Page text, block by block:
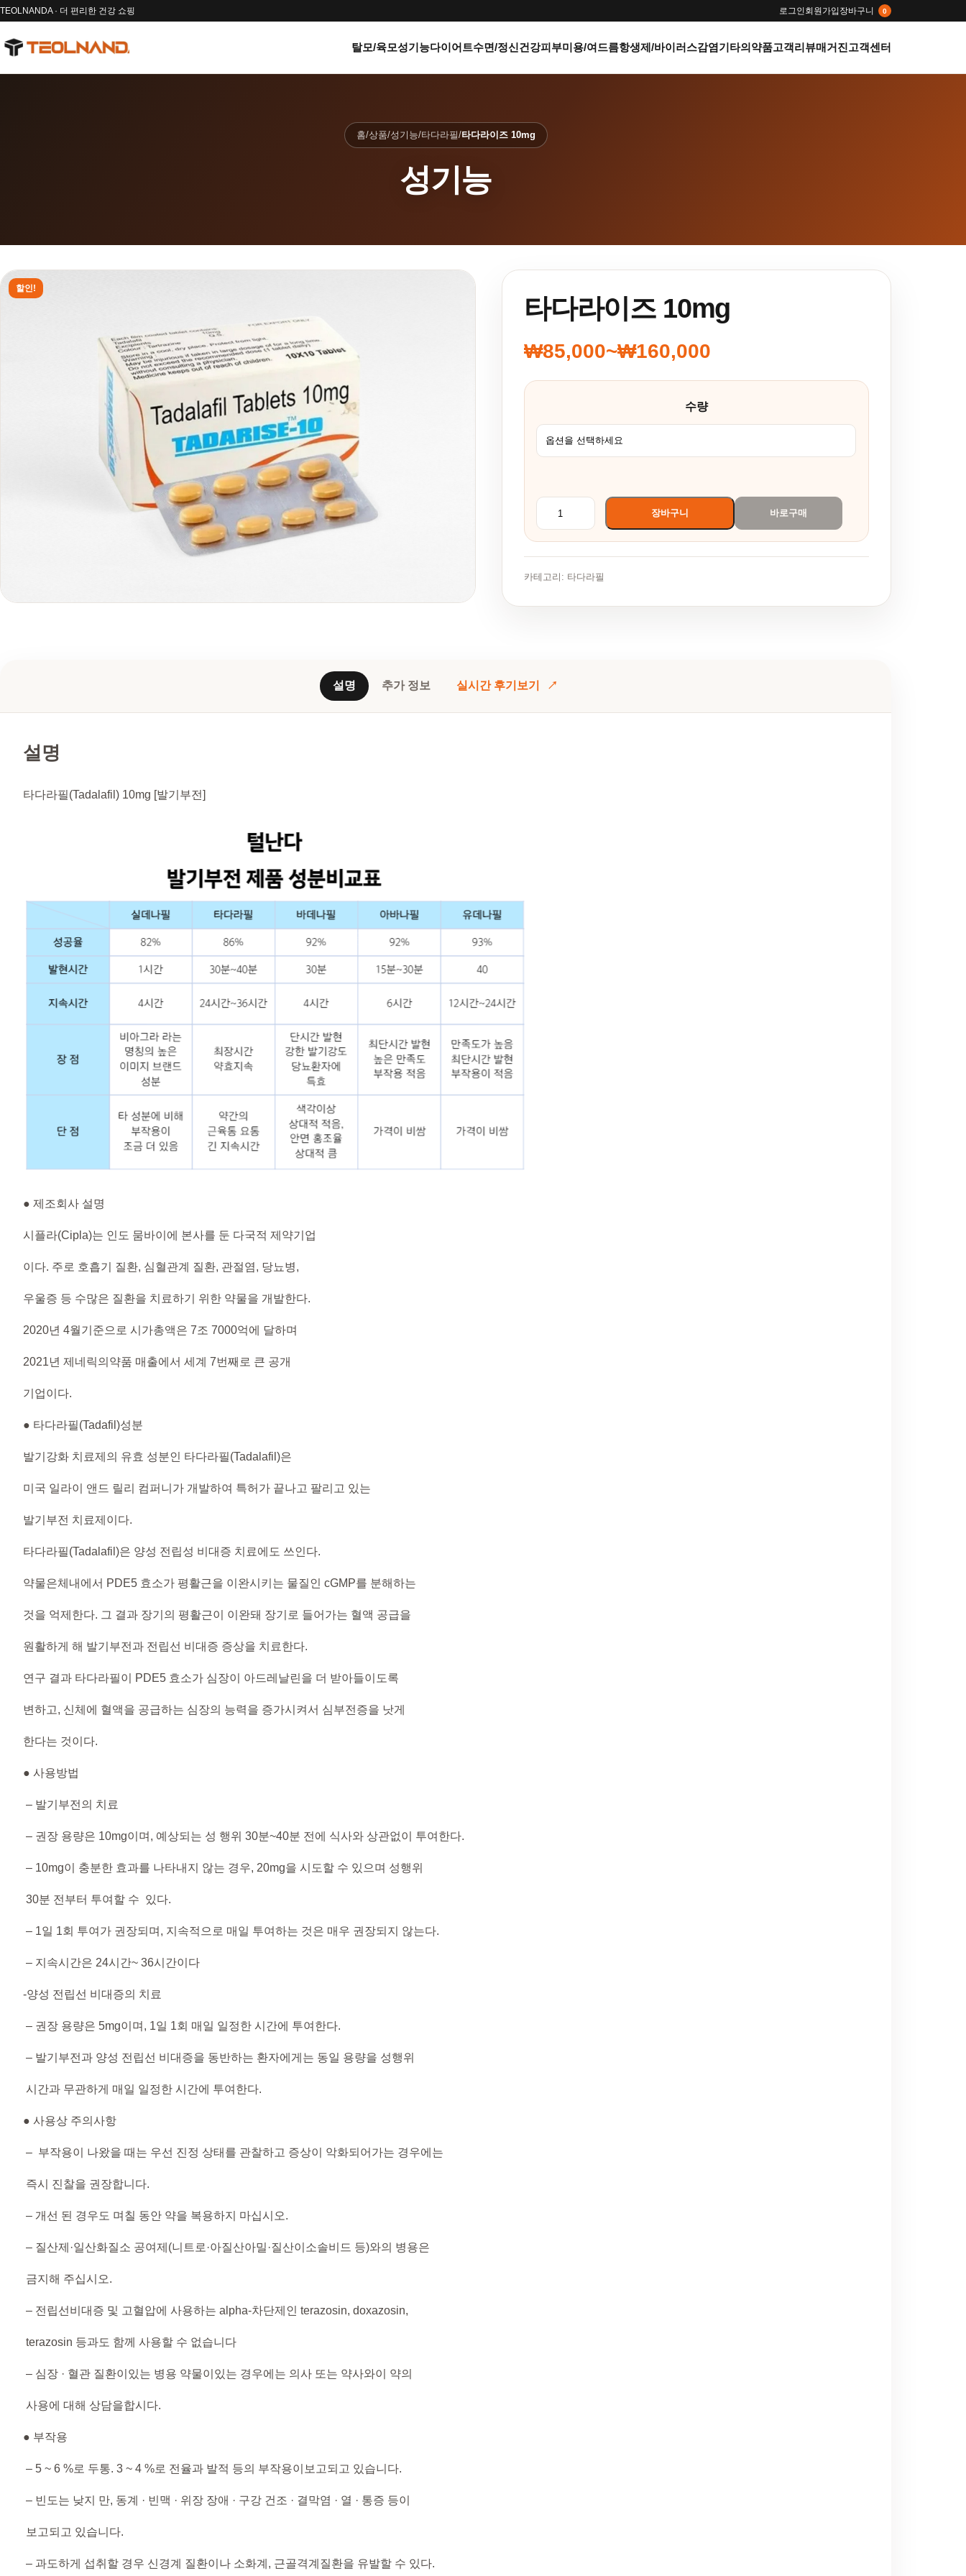
TEOLNANDA · 더 편리한 건강 쇼핑 로그인회원가입장바구니 0
탈모/육모성기능다이어트수면/정신건강피부미용/여드름항생제/바이러스감염기타의약품고객리뷰매거진 고객센터
홈/상품/성기능/타다라필/타다라이즈 10mg
성기능
할인!
타다라이즈 10mg
₩85,000~₩160,000
가격 범위: ₩85,000~₩160,000
수량
타다라이즈 10mg 수량
장바구니 바로구매
카테고리: 타다라필
설명 추가 정보 실시간 후기보기
설명
타다라필(Tadalafil) 10mg [발기부전]
● 제조회사 설명
시플라(Cipla)는 인도 뭄바이에 본사를 둔 다국적 제약기업
이다. 주로 호흡기 질환, 심혈관계 질환, 관절염, 당뇨병,
우울증 등 수많은 질환을 치료하기 위한 약물을 개발한다.
2020년 4월기준으로 시가총액은 7조 7000억에 달하며
2021년 제네릭의약품 매출에서 세계 7번째로 큰 공개
기업이다.
● 타다라필(Tadafil)성분
발기강화 치료제의 유효 성분인 타다라필(Tadalafil)은
미국 일라이 앤드 릴리 컴퍼니가 개발하여 특허가 끝나고 팔리고 있는
발기부전 치료제이다.
타다라필(Tadalafil)은 양성 전립성 비대증 치료에도 쓰인다.
약물은체내에서 PDE5 효소가 평활근을 이완시키는 물질인 cGMP를 분해하는
것을 억제한다. 그 결과 장기의 평활근이 이완돼 장기로 들어가는 혈액 공급을
원활하게 해 발기부전과 전립선 비대증 증상을 치료한다.
연구 결과 타다라필이 PDE5 효소가 심장이 아드레날린을 더 받아들이도록
변하고, 신체에 혈액을 공급하는 심장의 능력을 증가시켜서 심부전증을 낫게
한다는 것이다.
● 사용방법
– 발기부전의 치료
– 권장 용량은 10mg이며, 예상되는 성 행위 30분~40분 전에 식사와 상관없이 투여한다.
– 10mg이 충분한 효과를 나타내지 않는 경우, 20mg을 시도할 수 있으며 성행위
30분 전부터 투여할 수 있다.
– 1일 1회 투여가 권장되며, 지속적으로 매일 투여하는 것은 매우 권장되지 않는다.
– 지속시간은 24시간~ 36시간이다
-양성 전립선 비대증의 치료
– 권장 용량은 5mg이며, 1일 1회 매일 일정한 시간에 투여한다.
– 발기부전과 양성 전립선 비대증을 동반하는 환자에게는 동일 용량을 성행위
시간과 무관하게 매일 일정한 시간에 투여한다.
● 사용상 주의사항​
– 부작용이 나왔을 때는 우선 진정 상태를 관찰하고 증상이 악화되어가는 경우에는
즉시 진찰을 권장합니다.
– 개선 된 경우도 며칠 동안 약을 복용하지 마십시오.
– 질산제·일산화질소 공여제(니트로·아질산아밀·질산이소솔비드 등)와의 병용은
금지해 주십시오.
– 전립선비대증 및 고혈압에 사용하는 alpha-차단제인 terazosin, doxazosin,
terazosin 등과도 함께 사용할 수 없습니다
– 심장 · 혈관 질환이있는 병용 약물이있는 경우에는 의사 또는 약사와이 약의
사용에 대해 상담을합시다.
● 부작용​
– 5 ~ 6 %로 두통. 3 ~ 4 %로 전율과 발적 등의 부작용이보고되고 있습니다.
– 빈도는 낮지 만, 동계 · ​​빈맥 · 위장 장애 · 구강 건조 · 결막염 · 열 · 통증 등이
보고되고 있습니다.
– 과도하게 섭취할 경우 신경계 질환이나 소화계, 근골격계질환을 유발할 수 있다.